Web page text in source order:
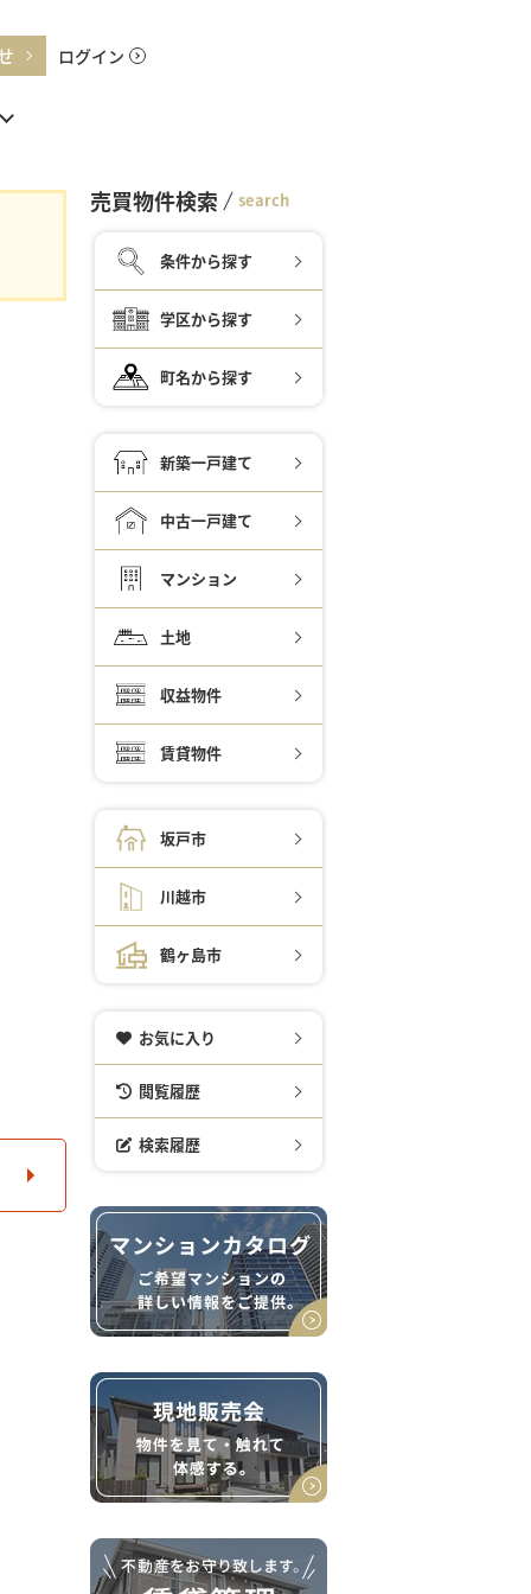
ログイン
売買物件検索 search
条件から探す
学区から探す
町名から探す
新築一戸建て
中古一戸建て
マンション
土地
収益物件
賃貸物件
坂戸市
川越市
鶴ヶ島市
お気に入り
閲覧履歴
検索履歴